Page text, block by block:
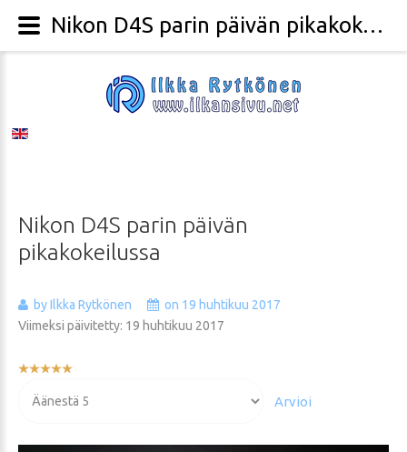
Nikon D4S parin päivän
pikakokeilussa
by Ilkka Rytkönen
on 19 huhtikuu 2017
Viimeksi päivitetty: 19 huhtikuu 2017
Käyttäjän
arvioida
Nikon D4S parin päivän pikakokeilussa - Valokuvaaja Ilkka Rytkönen